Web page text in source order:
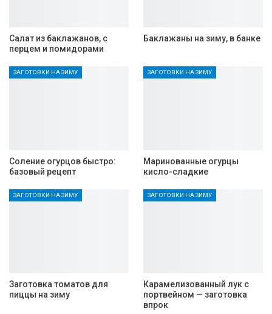
Салат из баклажанов, с
перцем и помидорами
Баклажаны на зиму, в банке
ЗАГОТОВКИ НА ЗИМУ
Соление огурцов быстро:
базовый рецепт
ЗАГОТОВКИ НА ЗИМУ
Маринованные огурцы
кисло-сладкие
ЗАГОТОВКИ НА ЗИМУ
Заготовка томатов для
пиццы на зиму
ЗАГОТОВКИ НА ЗИМУ
Карамелизованный лук с
портвейном — заготовка
впрок